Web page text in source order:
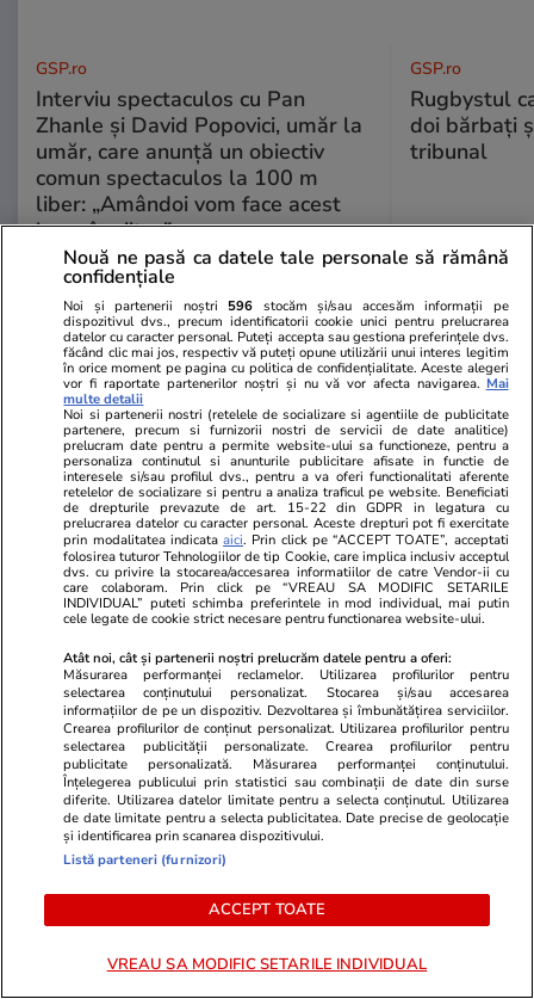
GSP.ro
Interviu spectaculos cu Pan
Zhanle și David Popovici, umăr la
umăr, care anunță un obiectiv
comun spectaculos la 100 m
liber: „Amândoi vom face acest
lucru în viitor”
GSP.ro
Rugbystul
doi bărbați
tribunal
PARTENERI
Nouă ne pasă ca datele tale personale să rămână
confidențiale
Noi și partenerii noștri 596 stocăm și/sau accesăm informații pe
dispozitivul dvs., precum identificatorii cookie unici pentru prelucrarea
datelor cu caracter personal. Puteți accepta sau gestiona preferințele dvs.
făcând clic mai jos, respectiv vă puteți opune utilizării unui interes legitim
în orice moment pe pagina cu politica de confidențialitate. Aceste alegeri
vor fi raportate partenerilor noștri și nu vă vor afecta navigarea. Mai
multe detalii
Noi si partenerii nostri (retelele de socializare si agentiile de publicitate
partenere, precum si furnizorii nostri de servicii de date analitice)
prelucram date pentru a permite website-ului sa functioneze, pentru a
personaliza continutul si anunturile publicitare afisate in functie de
interesele si/sau profilul dvs., pentru a va oferi functionalitati aferente
retelelor de socializare si pentru a analiza traficul pe website. Beneficiati
de drepturile prevazute de art. 15-22 din GDPR in legatura cu
prelucrarea datelor cu caracter personal. Aceste drepturi pot fi exercitate
prin modalitatea indicataaici. Prin click pe “ACCEPT TOATE”, acceptati
folosirea tuturor Tehnologiilor de tip Cookie, care implica inclusiv acceptul
dvs. cu privire la stocarea/accesarea informatiilor de catre Vendor-ii cu
care colaboram. Prin click pe “VREAU SA MODIFIC SETARILE
INDIVIDUAL” puteti schimba preferintele in mod individual, mai putin
cele legate de cookie strict necesare pentru functionarea website-ului.
Atât noi, cât și partenerii noștri prelucrăm datele pentru a oferi:
Măsurarea performanței reclamelor. Utilizarea profilurilor pentru
selectarea conținutului personalizat. Stocarea și/sau accesarea
informațiilor de pe un dispozitiv. Dezvoltarea și îmbunătățirea serviciilor.
Crearea profilurilor de conținut personalizat. Utilizarea profilurilor pentru
selectarea publicității personalizate. Crearea profilurilor pentru
publicitate personalizată. Măsurarea performanței conținutului.
Înțelegerea publicului prin statistici sau combinații de date din surse
diferite. Utilizarea datelor limitate pentru a selecta conținutul. Utilizarea
de date limitate pentru a selecta publicitatea. Date precise de geolocație
și identificarea prin scanarea dispozitivului.
Listă parteneri (furnizori)
ACCEPT TOATE
VREAU SA MODIFIC SETARILE INDIVIDUAL